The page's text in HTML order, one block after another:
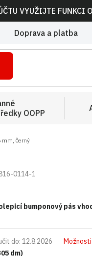
VYUŽIJTE FUNKCI
Doprava a platba
OOPP
mm, černý
0114-1
dm)
do: 12.8.2026
bumponový pás